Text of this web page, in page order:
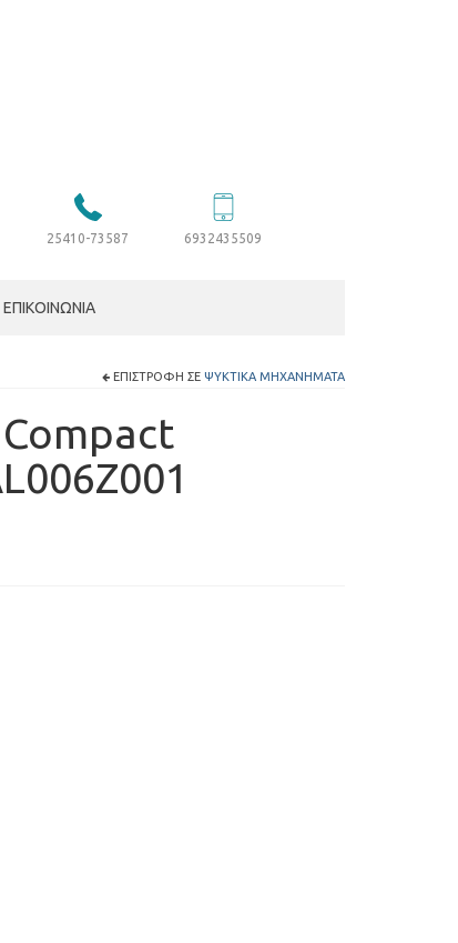
25410-73587 6932435509
ΕΠΙΚΟΙΝΩΝΊΑ
ΕΠΙΣΤΡΟΦΉ ΣΕ ΨΥΚΤΙΚΆ ΜΗΧΑΝΉΜΑΤΑ